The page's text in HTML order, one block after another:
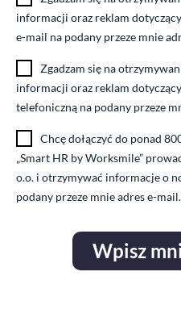
c
s
z
y
s
t
k
i
i
t
y
k
a
g
o
a
1
informacji oraz reklam
e-mail na podany przeze mnie
g
o
a
2
Zgadzam się na
informacji oraz reklam
telefoniczną na podany przeze
o
d
Chcę dołączyć do ponad
„Smart HR by Worksmile”
o.o. i otrzymywać informacje o
podany przeze mnie adres e-
Wpisz